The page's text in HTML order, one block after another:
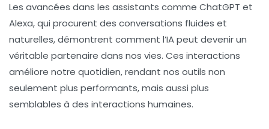
Les avancées dans les assistants comme ChatGPT et
Alexa, qui procurent des conversations fluides et
naturelles, démontrent comment l’IA peut devenir un
véritable partenaire dans nos vies. Ces interactions
améliore notre quotidien, rendant nos outils non
seulement plus performants, mais aussi plus
semblables à des interactions humaines.